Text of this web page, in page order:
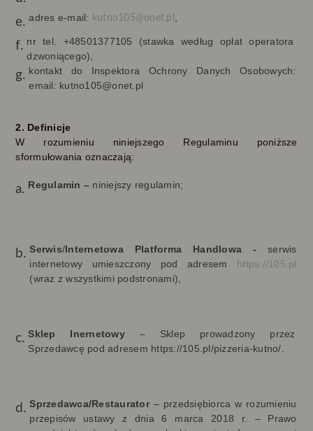
adres e-mail: kutno105@onet.pl
nr tel. +48501377105 (stawka według opłat operatora
dzwoniącego),
kontakt do Inspektora Ochrony Danych Osobowych:
email: kutno105@onet.pl
2. Definicje
W rozumieniu niniejszego Regulaminu poniższe
sformułowania oznaczają:
Regulamin – niniejszy regulamin;
Serwis/Internetowa Platforma Handlowa - serwis
internetowy umieszczony pod adresem https://105.pl
(wraz z wszystkimi podstronami),
Sklep Inernetowy – Sklep prowadzony przez
Sprzedawcę pod adresem https://105.pl/pizzeria-kutno/.
Sprzedawca/Restaurator – przedsiębiorca w rozumieniu
przepisów ustawy z dnia 6 marca 2018 r. – Prawo